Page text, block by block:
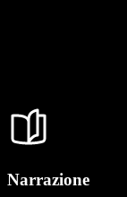
Narrazione